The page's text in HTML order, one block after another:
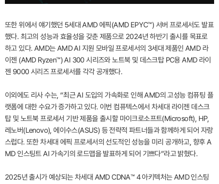
또한 위에서 얘기했던 5세대 AMD 에픽(AMD EPYC™) 서버 프로세서도 발표
했다. 최고의 성능과 효율성을 갖춘 제품으로 2024년 하반기 출시를 목표로
하고 있다. AMD는 AMD AI 지원 모바일 프로세서의 3세대 제품인 AMD 라
이젠 (AMD Ryzen™) AI 300 시리즈와 노트북 및 데스크탑 PC용 AMD 라이
젠 9000 시리즈 프로세서를 각각 공개했다.
이외에도 리사 수는, “최근 AI 도입의 가속화로 인해 AMD의 고성능 컴퓨팅 플
랫폼에 대한 수요가 증가하고 있다. 이번 컴퓨텍스에서 차세대 라이젠 데스크
탑 및 노트북 프로세서 기반 제품을 출시할 마이크로소프트(Microsoft), HP,
레노버(Lenovo), 에이수스(ASUS) 등 전략적 파트너들과 함께하게 되어 자랑
스럽다. 또한 차세대 에픽 프로세서의 선도적인 성능을 미리 공개하고, 향후 A
MD 인스팅트 AI 가속기의 로드맵을 발표하게 되어 기쁘다”라고 밝혔다.
2025년 출시가 예상되는 차세대 AMD CDNA™ 4 아키텍처는 AMD 인스팅